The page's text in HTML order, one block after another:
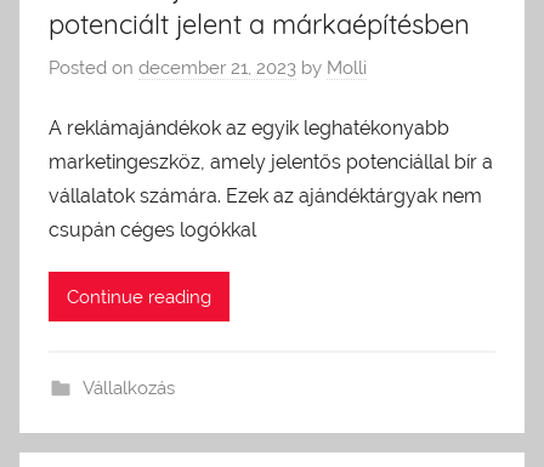
potenciált jelent a márkaépítésben
Posted on december 21, 2023 by Molli
A reklámajándékok az egyik leghatékonyabb
marketingeszköz, amely jelentős potenciállal bír a
vállalatok számára. Ezek az ajándéktárgyak nem
csupán céges logókkal
Continue reading
Vállalkozás